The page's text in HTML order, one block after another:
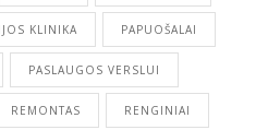
KLINIKA PAPUOŠALAI
PASLAUGOS VERSLUI
REMONTAS RENGINIAI